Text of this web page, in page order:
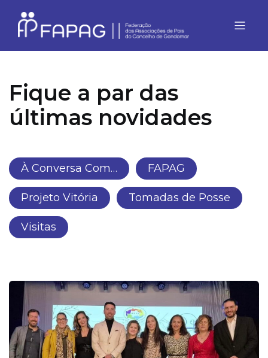
Fique a par das
últimas novidades
À Conversa Com… FAPAG
Projeto Vitória Tomadas de Posse
Visitas